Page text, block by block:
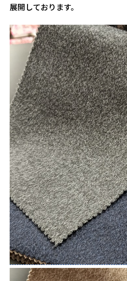
展開しております。